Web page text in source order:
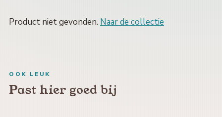
Product niet gevonden. Naar de collectie
OOK LEUK
Past hier goed bij